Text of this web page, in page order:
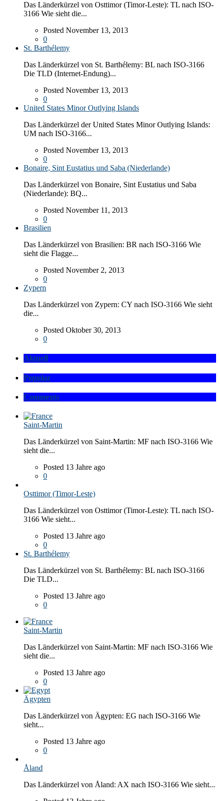
Das Länderkürzel von Osttimor (Timor-Leste): TL nach ISO-
3166 Wie sieht die...
Posted November 13, 2013
0
St. Barthélemy
Das Länderkürzel von St. Barthélemy: BL nach ISO-3166
Die TLD (Internet-Endung)...
Posted November 13, 2013
0
United States Minor Outlying Islands
Das Länderkürzel der United States Minor Outlying Islands:
UM nach ISO-3166...
Posted November 13, 2013
0
Bonaire, Sint Eustatius und Saba (Niederlande)
Das Länderkürzel von Bonaire, Sint Eustatius und Saba
(Niederlande): BQ...
Posted November 11, 2013
0
Brasilien
Das Länderkürzel von Brasilien: BR nach ISO-3166 Wie
sieht die Flagge...
Posted November 2, 2013
0
Zypern
Das Länderkürzel von Zypern: CY nach ISO-3166 Wie sieht
die...
Posted Oktober 30, 2013
0
Aktuell
Popular
Comments
Saint-Martin
Das Länderkürzel von Saint-Martin: MF nach ISO-3166 Wie
sieht die...
Posted 13 Jahre ago
0
Osttimor (Timor-Leste)
Das Länderkürzel von Osttimor (Timor-Leste): TL nach ISO-
3166 Wie sieht...
Posted 13 Jahre ago
0
St. Barthélemy
Das Länderkürzel von St. Barthélemy: BL nach ISO-3166
Die TLD...
Posted 13 Jahre ago
0
Saint-Martin
Das Länderkürzel von Saint-Martin: MF nach ISO-3166 Wie
sieht die...
Posted 13 Jahre ago
0
Ägypten
Das Länderkürzel von Ägypten: EG nach ISO-3166 Wie
sieht...
Posted 13 Jahre ago
0
Åland
Das Länderkürzel von Åland: AX nach ISO-3166 Wie sieht...